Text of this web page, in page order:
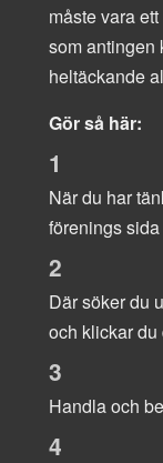
måste vara
som antingen
heltäckande
Gör så här:
1
När du har
förenings
2
Där söker du
och klickar du
3
Handla och
4